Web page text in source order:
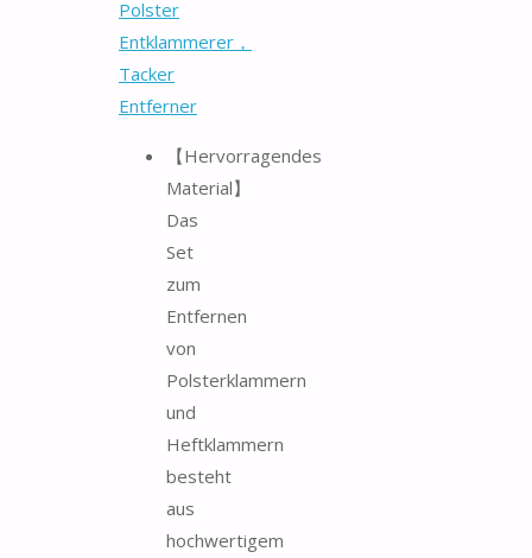
Polster
Entklammerer，
Tacker
Entferner
【Hervorragendes
Material】
Das
Set
zum
Entfernen
von
Polsterklammern
und
Heftklammern
besteht
aus
hochwertigem